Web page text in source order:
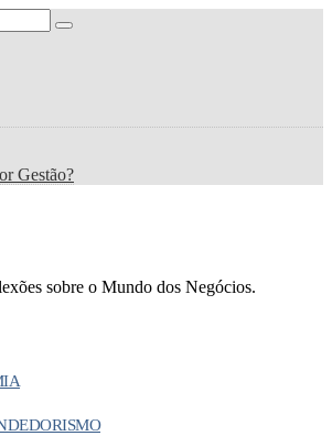
Gestão?
sobre o Mundo dos Negócios.